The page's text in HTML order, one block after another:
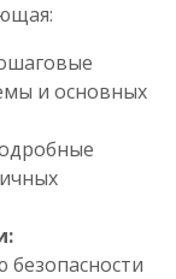
и основных